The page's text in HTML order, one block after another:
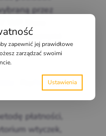
przez
z licznymi
innymi z:
płatności,
wtyczek,
zapewnić jej prawidłowe
zarządzać swoimi